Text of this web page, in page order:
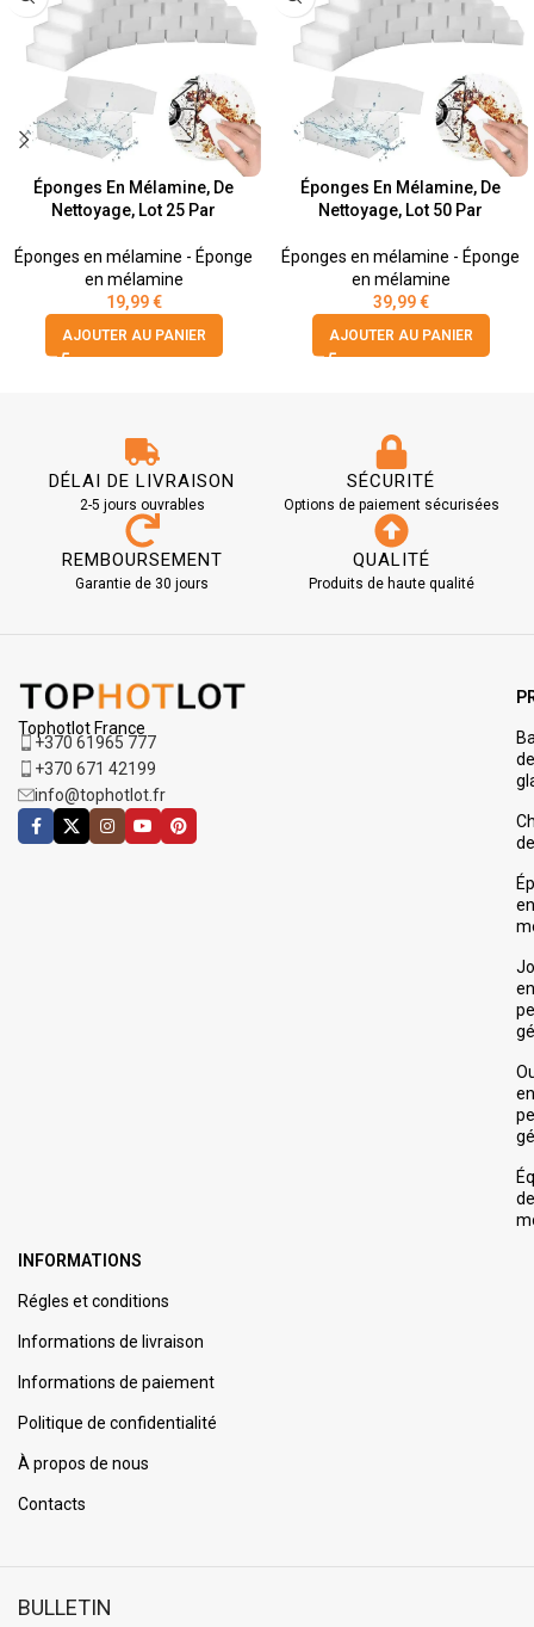
Éponges En Mélamine, De
Nettoyage, Lot 25 Par
Éponges en mélamine - Éponge
en mélamine
19,99€
AJOUTER AU PANIER
Éponges En Mélamine, De
Nettoyage, Lot 50 Par
Éponges en mélamine - Éponge
en mélamine
39,99€
AJOUTER AU PANIER
DÉLAI DE LIVRAISON
2-5 jours ouvrables
SÉCURITÉ
Options de paiement sécurisées
REMBOURSEMENT
Garantie de 30 jours
QUALITÉ
Produits de haute qualité
Tophotlot France
+370 61965 777
+370 671 42199
info@tophotlot.fr
de
en
en
en
de
INFORMATIONS
Régles et conditions
Informations de livraison
Informations de paiement
Politique de confidentialité
À propos de nous
Contacts
BULLETIN